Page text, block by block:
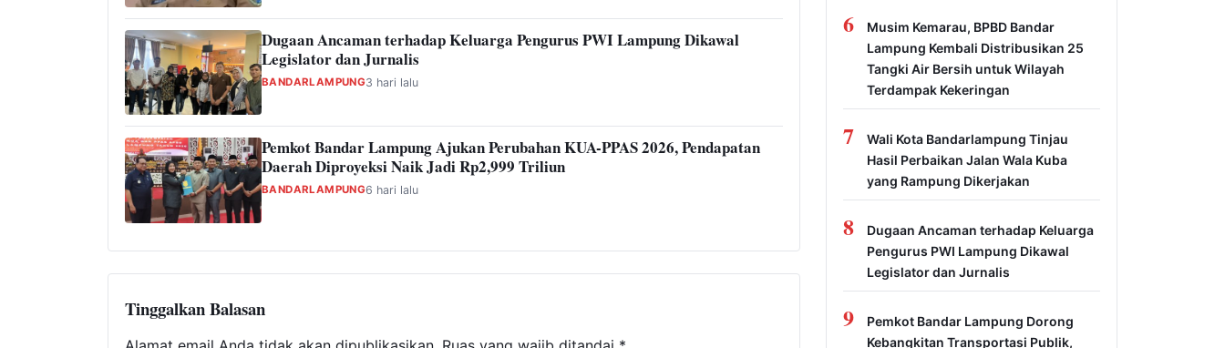
Dugaan Ancaman terhadap Keluarga Pengurus PWI Lampung Dikawal
Legislator dan Jurnalis
BANDARLAMPUNG3 hari lalu
Pemkot Bandar Lampung Ajukan Perubahan KUA-PPAS 2026, Pendapatan
Daerah Diproyeksi Naik Jadi Rp2,999 Triliun
BANDARLAMPUNG6 hari lalu
Tinggalkan Balasan
6
Musim Kemarau, BPBD Bandar
Lampung Kembali Distribusikan 25
Tangki Air Bersih untuk Wilayah
Terdampak Kekeringan
7
Wali Kota Bandarlampung Tinjau
Hasil Perbaikan Jalan Wala Kuba
yang Rampung Dikerjakan
8
Dugaan Ancaman terhadap Keluarga
Pengurus PWI Lampung Dikawal
Legislator dan Jurnalis
9
Pemkot Bandar Lampung Dorong
Kebangkitan Transportasi Publik,